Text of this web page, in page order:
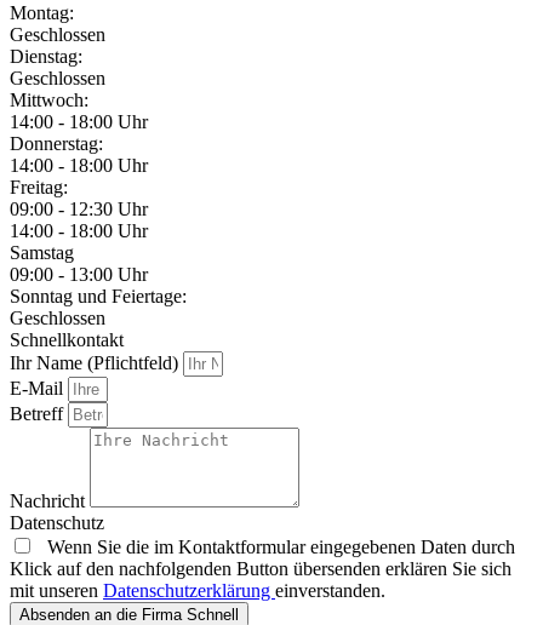
Montag:
Geschlossen
Dienstag:
Geschlossen
Mittwoch:
14:00 - 18:00 Uhr
Donnerstag:
14:00 - 18:00 Uhr
Freitag:
09:00 - 12:30 Uhr
14:00 - 18:00 Uhr
Samstag
09:00 - 13:00 Uhr
Sonntag und Feiertage:
Geschlossen
Schnellkontakt
Ihr Name (Pflichtfeld)
E-Mail
Betreff
Nachricht
Datenschutz
Wenn Sie die im Kontaktformular eingegebenen Daten durch
Klick auf den nachfolgenden Button übersenden erklären Sie sich
mit unseren Datenschutzerklärung einverstanden.
Absenden an die Firma Schnell